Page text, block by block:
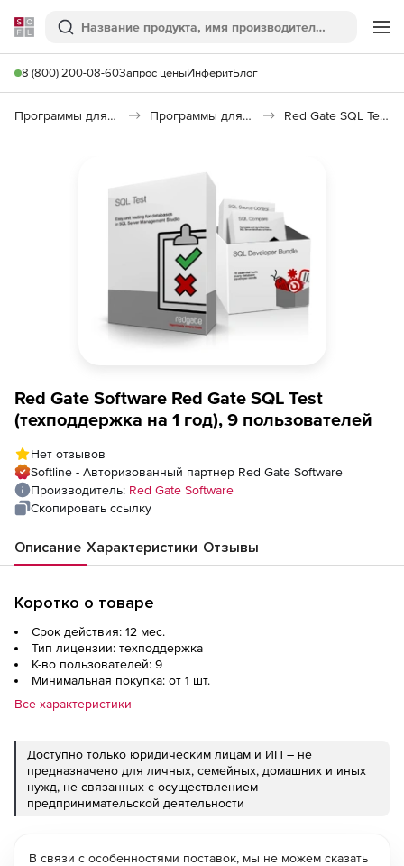
Softline
Поиск
8 (800) 200-08-60Запрос ценыИнферитБлог
Программы для программирования Программы для работы с базами данных Red Gate SQL Test
Red Gate Software Red Gate SQL Test
(техподдержка на 1 год), 9 пользователей
Нет отзывов
Softline - Авторизованный партнер Red Gate Software
Производитель: Red Gate Software
Скопировать ссылку
Описание Характеристики Отзывы
Коротко о товаре
Срок действия: 12 мес.
Тип лицензии: техподдержка
К-во пользователей: 9
Минимальная покупка: от 1 шт.
Все характеристики
Доступно только юридическим лицам и ИП – не
предназначено для личных, семейных, домашних и иных
нужд, не связанных с осуществлением
предпринимательской деятельности
В связи с особенностями поставок, мы не можем сказать